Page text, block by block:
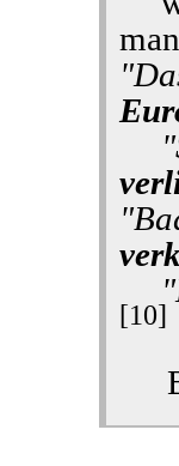
[10]